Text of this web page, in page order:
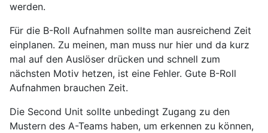
werden.
Für die B-Roll Aufnahmen sollte man ausreichend Zeit
einplanen. Zu meinen, man muss nur hier und da kurz
mal auf den Auslöser drücken und schnell zum
nächsten Motiv hetzen, ist eine Fehler. Gute B-Roll
Aufnahmen brauchen Zeit.
Die Second Unit sollte unbedingt Zugang zu den
Mustern des A-Teams haben, um erkennen zu können,